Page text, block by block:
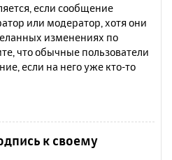
если сообщение
или модератор, хотя они
изменениях по
что обычные пользователи
если на него уже кто-то
к своему